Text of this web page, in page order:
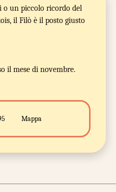
o un piccolo ricordo del
il Filò è il posto giusto
il mese di novembre.
Mappa